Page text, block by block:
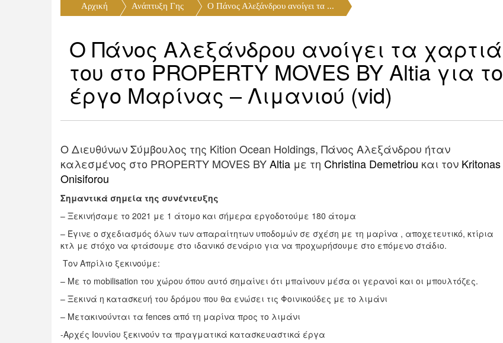
Αρχική Ανάπτυξη Γης Ο Πάνος Αλεξάνδρου ανοίγει τα ...
Ο Πάνος Αλεξάνδρου ανοίγει τα χαρτιά
του στο PROPERTY MOVES BY Altia για το
έργο Μαρίνας – Λιμανιού (vid)
O Διευθύνων Σύμβουλος της Kition Ocean Holdings, Πάνος Αλεξάνδρου ήταν
καλεσμένος στο PROPERTY MOVES BYAltia με τη Christina Demetriou και τον Kritonas
Onisiforou
Σημαντικά σημεία της συνέντευξης
– Ξεκινήσαμε το 2021 με 1 άτομο και σήμερα εργοδοτούμε 180 άτομα
– Έγινε ο σχεδιασμός όλων των απαραίτητων υποδομών σε σχέση με τη μαρίνα , αποχετευτικό, κτίρια
κτλ με στόχο να φτάσουμε στο ιδανικό σενάριο για να προχωρήσουμε στο επόμενο στάδιο.
Τον Απρίλιο ξεκινούμε:
– Mε το mobilisation του χώρου όπου αυτό σημαίνει ότι μπαίνουν μέσα οι γερανοί και οι μπουλτόζες.
– Ξεκινά η κατασκευή του δρόμου που θα ενώσει τις Φοινικούδες με το λιμάνι
– Μετακινούνται τα fences από τη μαρίνα προς το λιμάνι
-Αρχές Ιουνίου ξεκινούν τα πραγματικά κατασκευαστικά έργα